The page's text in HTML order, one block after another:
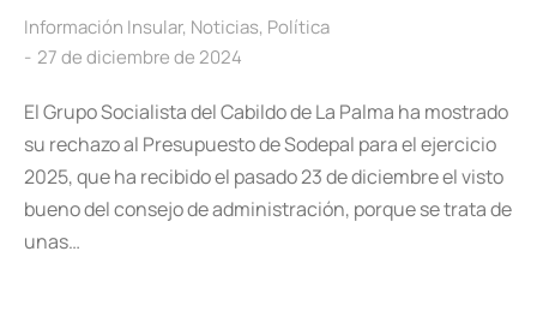
Información Insular, Noticias, Política
27 de diciembre de 2024
El Grupo Socialista del Cabildo de La Palma ha mostrado
su rechazo al Presupuesto de Sodepal para el ejercicio
2025, que ha recibido el pasado 23 de diciembre el visto
bueno del consejo de administración, porque se trata de
unas…